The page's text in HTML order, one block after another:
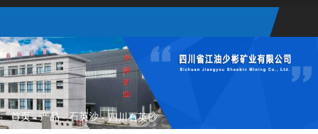
首页-产品 -石英沙 -四川石英砂